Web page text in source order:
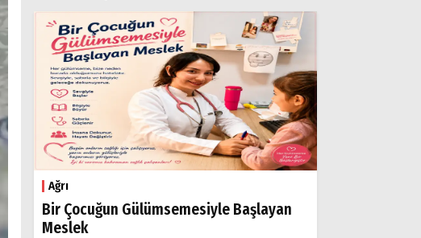
Ağrı
Bir Çocuğun Gülümsemesiyle Başlayan
Meslek